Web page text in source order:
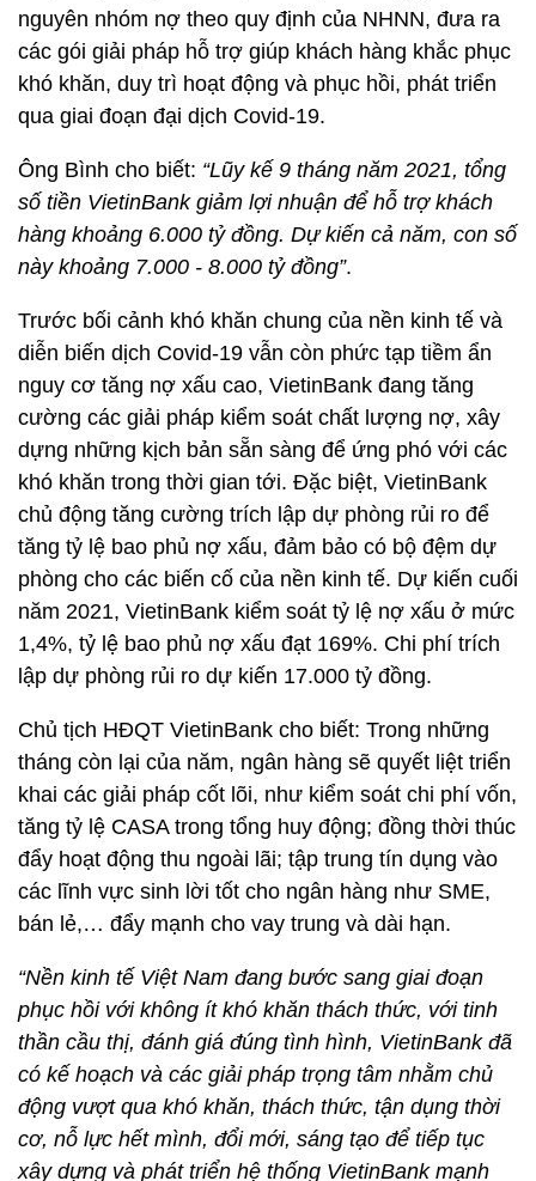
nguyên nhóm nợ theo quy định của NHNN, đưa ra
các gói giải pháp hỗ trợ giúp khách hàng khắc phục
khó khăn, duy trì hoạt động và phục hồi, phát triển
qua giai đoạn đại dịch Covid-19.
Ông Bình cho biết: “Lũy kế 9 tháng năm 2021, tổng
số tiền VietinBank giảm lợi nhuận để hỗ trợ khách
hàng khoảng 6.000 tỷ đồng. Dự kiến cả năm, con số
này khoảng 7.000 - 8.000 tỷ đồng”.
Trước bối cảnh khó khăn chung của nền kinh tế và
diễn biến dịch Covid-19 vẫn còn phức tạp tiềm ẩn
nguy cơ tăng nợ xấu cao, VietinBank đang tăng
cường các giải pháp kiểm soát chất lượng nợ, xây
dựng những kịch bản sẵn sàng để ứng phó với các
khó khăn trong thời gian tới. Đặc biệt, VietinBank
chủ động tăng cường trích lập dự phòng rủi ro để
tăng tỷ lệ bao phủ nợ xấu, đảm bảo có bộ đệm dự
phòng cho các biến cố của nền kinh tế. Dự kiến cuối
năm 2021, VietinBank kiểm soát tỷ lệ nợ xấu ở mức
1,4%, tỷ lệ bao phủ nợ xấu đạt 169%. Chi phí trích
lập dự phòng rủi ro dự kiến 17.000 tỷ đồng.
Chủ tịch HĐQT VietinBank cho biết: Trong những
tháng còn lại của năm, ngân hàng sẽ quyết liệt triển
khai các giải pháp cốt lõi, như kiểm soát chi phí vốn,
tăng tỷ lệ CASA trong tổng huy động; đồng thời thúc
đẩy hoạt động thu ngoài lãi; tập trung tín dụng vào
các lĩnh vực sinh lời tốt cho ngân hàng như SME,
bán lẻ,… đẩy mạnh cho vay trung và dài hạn.
“Nền kinh tế Việt Nam đang bước sang giai đoạn
phục hồi với không ít khó khăn thách thức, với tinh
thần cầu thị, đánh giá đúng tình hình, VietinBank đã
có kế hoạch và các giải pháp trọng tâm nhằm chủ
động vượt qua khó khăn, thách thức, tận dụng thời
cơ, nỗ lực hết mình, đổi mới, sáng tạo để tiếp tục
xây dựng và phát triển hệ thống VietinBank mạnh